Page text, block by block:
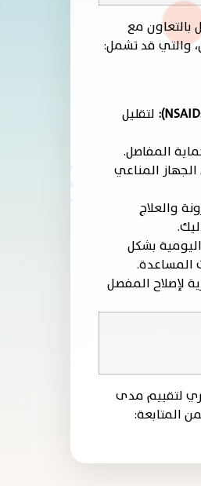
بالتعاون مع
والتي قد تشمل:
لتقليل
المفاصل.
المناعي
والعلاج
بشكل
المساعدة.
لإصلاح المفصل
لتقييم مدى
المتابعة: